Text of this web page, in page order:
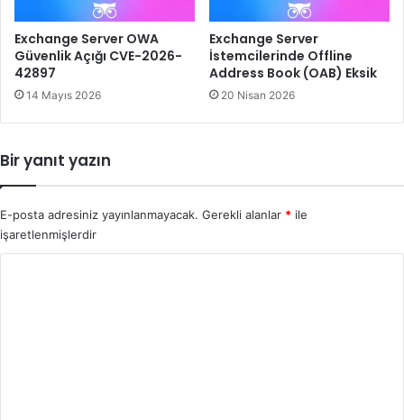
Exchange Server OWA
Güvenlik Açığı CVE-2026-
42897
14 Mayıs 2026
Exchange Server
İstemcilerinde Offline
Address Book (OAB) Eksik
20 Nisan 2026
Bir yanıt yazın
E-posta adresiniz yayınlanmayacak. Gerekli alanlar * ile
işaretlenmişlerdir